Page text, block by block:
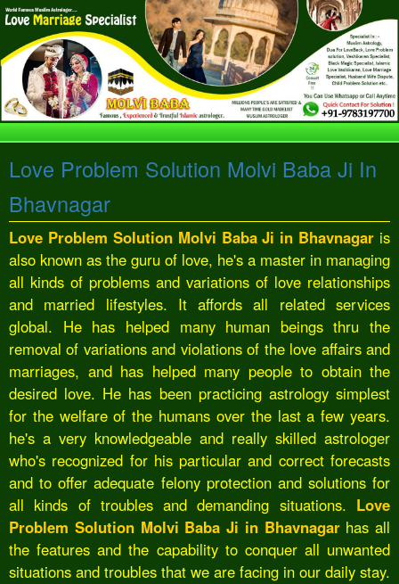
Love Problem Solution Molvi Baba Ji In
Bhavnagar
Love Problem Solution Molvi Baba Ji in Bhavnagar is
also known as the guru of love, he's a master in managing
all kinds of problems and variations of love relationships
and married lifestyles. It affords all related services
global. He has helped many human beings thru the
removal of variations and violations of the love affairs and
marriages, and has helped many people to obtain the
desired love. He has been practicing astrology simplest
for the welfare of the humans over the last a few years.
he's a very knowledgeable and really skilled astrologer
who's recognized for his particular and correct forecasts
and to offer adequate felony protection and solutions for
all kinds of troubles and demanding situations. Love
Problem Solution Molvi Baba Ji in Bhavnagarhas all
the features and the capability to conquer all unwanted
situations and troubles that we are facing in our daily stay.